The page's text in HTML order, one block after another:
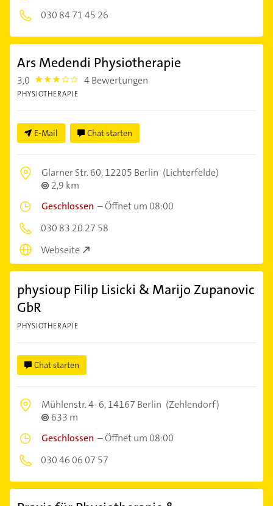
030 84 71 45 26
Ars Medendi Physiotherapie
3,0 3.0 4 Bewertungen
PHYSIOTHERAPIE
E-Mail Chat starten
Glarner Str. 60,12205 Berlin (Lichterfelde)
2,9 km
Geschlossen –Öffnet um 08:00
030 83 20 27 58
Webseite
physioup Filip Lisicki & Marijo Zupanovic
GbR
PHYSIOTHERAPIE
Chat starten
Mühlenstr. 4- 6,14167 Berlin (Zehlendorf)
633 m
Geschlossen –Öffnet um 08:00
030 46 06 07 57